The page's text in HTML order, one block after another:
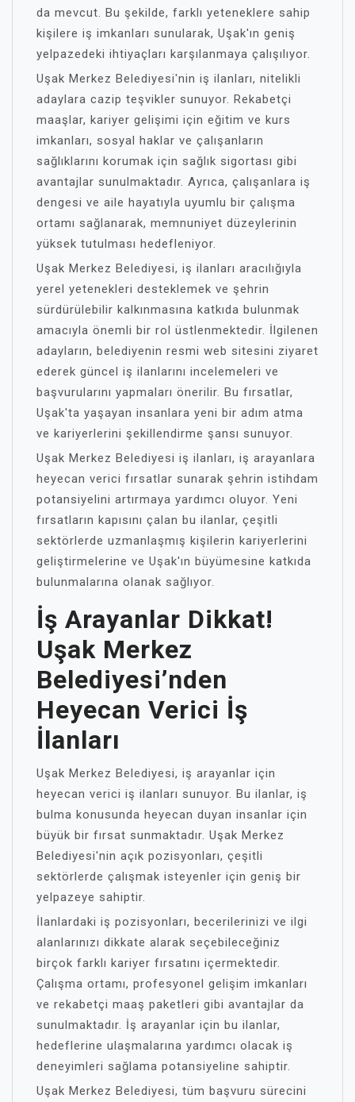
da mevcut. Bu şekilde, farklı yeteneklere sahip
kişilere iş imkanları sunularak, Uşak'ın geniş
yelpazedeki ihtiyaçları karşılanmaya çalışılıyor.
Uşak Merkez Belediyesi'nin iş ilanları, nitelikli
adaylara cazip teşvikler sunuyor. Rekabetçi
maaşlar, kariyer gelişimi için eğitim ve kurs
imkanları, sosyal haklar ve çalışanların
sağlıklarını korumak için sağlık sigortası gibi
avantajlar sunulmaktadır. Ayrıca, çalışanlara iş
dengesi ve aile hayatıyla uyumlu bir çalışma
ortamı sağlanarak, memnuniyet düzeylerinin
yüksek tutulması hedefleniyor.
Uşak Merkez Belediyesi, iş ilanları aracılığıyla
yerel yetenekleri desteklemek ve şehrin
sürdürülebilir kalkınmasına katkıda bulunmak
amacıyla önemli bir rol üstlenmektedir. İlgilenen
adayların, belediyenin resmi web sitesini ziyaret
ederek güncel iş ilanlarını incelemeleri ve
başvurularını yapmaları önerilir. Bu fırsatlar,
Uşak'ta yaşayan insanlara yeni bir adım atma
ve kariyerlerini şekillendirme şansı sunuyor.
Uşak Merkez Belediyesi iş ilanları, iş arayanlara
heyecan verici fırsatlar sunarak şehrin istihdam
potansiyelini artırmaya yardımcı oluyor. Yeni
fırsatların kapısını çalan bu ilanlar, çeşitli
sektörlerde uzmanlaşmış kişilerin kariyerlerini
geliştirmelerine ve Uşak'ın büyümesine katkıda
bulunmalarına olanak sağlıyor.
İş Arayanlar Dikkat!
Uşak Merkez
Belediyesi’nden
Heyecan Verici İş
İlanları
Uşak Merkez Belediyesi, iş arayanlar için
heyecan verici iş ilanları sunuyor. Bu ilanlar, iş
bulma konusunda heyecan duyan insanlar için
büyük bir fırsat sunmaktadır. Uşak Merkez
Belediyesi'nin açık pozisyonları, çeşitli
sektörlerde çalışmak isteyenler için geniş bir
yelpazeye sahiptir.
İlanlardaki iş pozisyonları, becerilerinizi ve ilgi
alanlarınızı dikkate alarak seçebileceğiniz
birçok farklı kariyer fırsatını içermektedir.
Çalışma ortamı, profesyonel gelişim imkanları
ve rekabetçi maaş paketleri gibi avantajlar da
sunulmaktadır. İş arayanlar için bu ilanlar,
hedeflerine ulaşmalarına yardımcı olacak iş
deneyimleri sağlama potansiyeline sahiptir.
Uşak Merkez Belediyesi, tüm başvuru sürecini